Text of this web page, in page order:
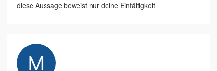
diese Aussage beweist nur deine Einfältigkeit